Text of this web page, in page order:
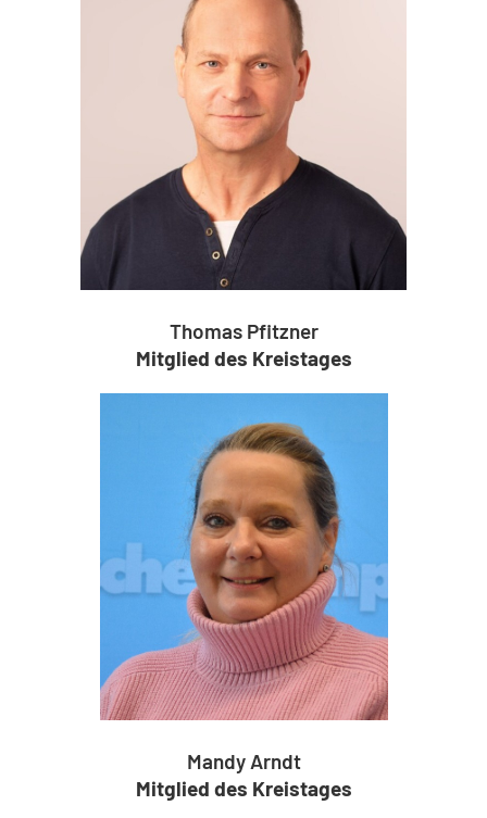
Thomas Pfitzner
Mitglied des Kreistages
Mandy Arndt
Mitglied des Kreistages